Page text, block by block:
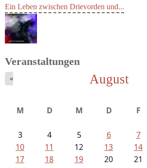
Mayer König, Wolfgang - Dichtungen...
Ein Leben zwischen Drievorden und...
Veranstaltungen
August
«
M D M D F
3
4 5 6 7
10
11 12 13 14
17
18 19 20 21